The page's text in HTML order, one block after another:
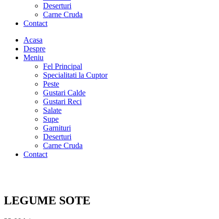
Deserturi
Carne Cruda
Contact
Acasa
Despre
Meniu
Fel Principal
Specialitati la Cuptor
Peste
Gustari Calde
Gustari Reci
Salate
Supe
Garnituri
Deserturi
Carne Cruda
Contact
LEGUME SOTE